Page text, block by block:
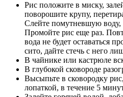
Рис положите в миску,
поворошите крупу,
Слейте помутневшую воду,
Промойте рис еще раз.
вода не будет оставаться
сито, дайте стечь с него
В чайнике или кастрюле
В глубокой сковороде
Высыпьте в сковородку
лопаткой, в течение 5